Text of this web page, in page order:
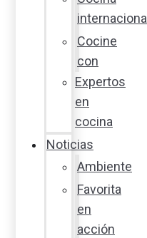
internacional
Cocine
con
Expertos
en
cocina
Noticias
Ambiente
Favorita
en
acción